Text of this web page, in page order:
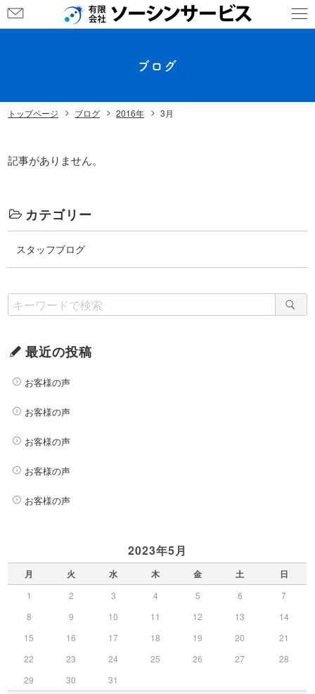
ブログ
トップページ ブログ 2016年 3月
記事がありません。
カテゴリー
スタッフブログ
最近の投稿
お客様の声
お客様の声
お客様の声
お客様の声
お客様の声
2023年5月
月 火 水 木 金 土 日
1 2 3 4 5 6
7
8
9 10 11 12 13
14
15
16 17 18 19 20
21
22
23 24 25 26 27
28
29
30 31